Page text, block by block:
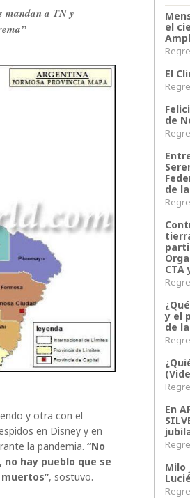
mandan a TN y
y otra con el
en Disney y en
la pandemia.“No
hay pueblo que se
, sostuvo.
el
El
de
de
CTA
y el
de
En
Milo